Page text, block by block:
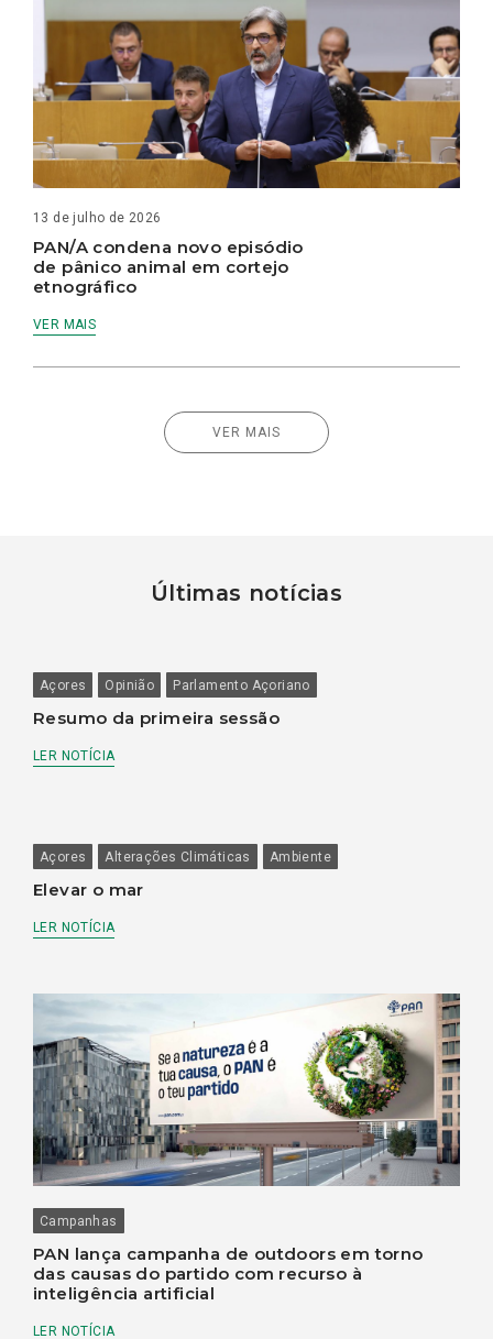
13 de julho de 2026
PAN/A condena novo episódio
de pânico animal em cortejo
etnográfico
VER MAIS
VER MAIS
Últimas notícias
Açores Opinião Parlamento Açoriano
Resumo da primeira sessão
LER NOTÍCIA
Açores Alterações Climáticas Ambiente
Elevar o mar
LER NOTÍCIA
Campanhas
PAN lança campanha de outdoors em torno
das causas do partido com recurso à
inteligência artificial
LER NOTÍCIA